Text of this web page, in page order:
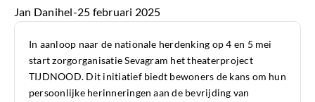
Jan Danihel-25 februari 2025
In aanloop naar de nationale herdenking op 4 en 5 mei
start zorgorganisatie Sevagram het theaterproject
TIJDNOOD. Dit initiatief biedt bewoners de kans om hun
persoonlijke herinneringen aan de bevrijding van